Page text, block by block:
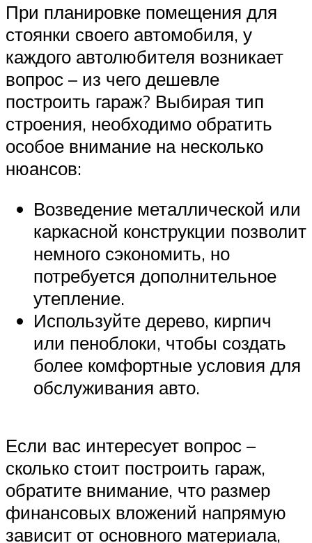
При планировке помещения для
стоянки своего автомобиля, у
каждого автолюбителя возникает
вопрос – из чего дешевле
построить гараж? Выбирая тип
строения, необходимо обратить
особое внимание на несколько
нюансов:
Возведение металлической или
каркасной конструкции позволит
немного сэкономить, но
потребуется дополнительное
утепление.
Используйте дерево, кирпич
или пеноблоки, чтобы создать
более комфортные условия для
обслуживания авто.
Если вас интересует вопрос –
сколько стоит построить гараж,
обратите внимание, что размер
финансовых вложений напрямую
зависит от основного материала,